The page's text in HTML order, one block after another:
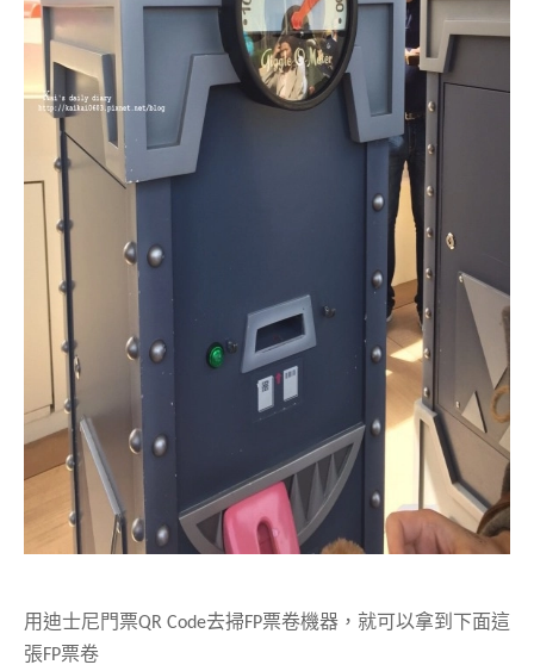
用迪士尼門票QR Code去掃FP票卷機器， 就可以拿到下面這
張FP票卷